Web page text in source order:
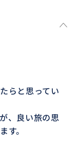
らと思ってい
、良い旅の思
す。